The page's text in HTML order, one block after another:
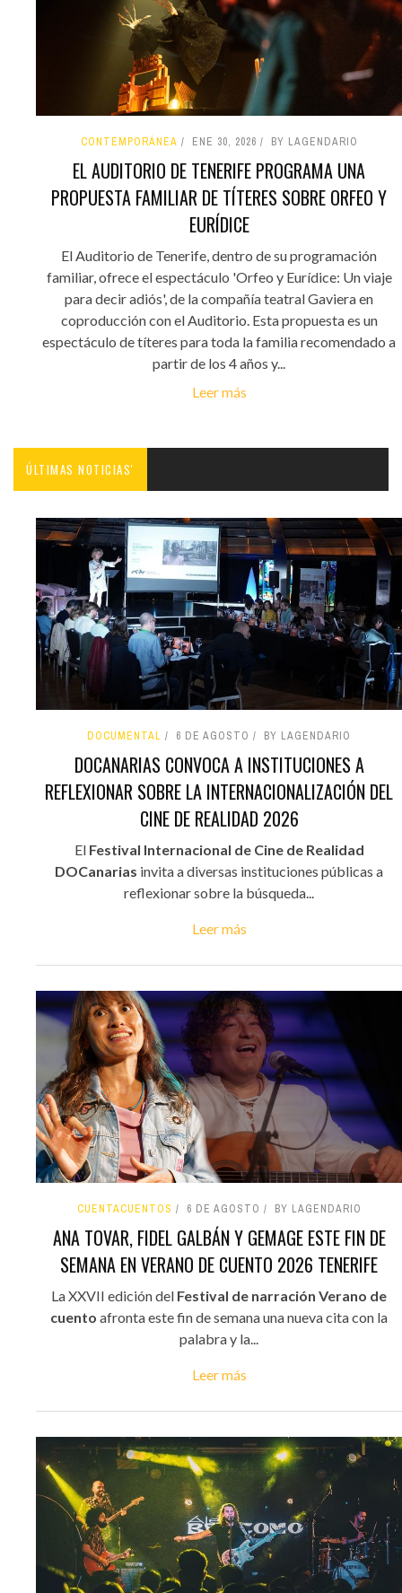
CONTEMPORÁNEA ENE 30, 2026 BY LAGENDARIO
EL AUDITORIO DE TENERIFE PROGRAMA UNA
PROPUESTA FAMILIAR DE TÍTERES SOBRE ORFEO Y
EURÍDICE
El Auditorio de Tenerife, dentro de su programación
familiar, ofrece el espectáculo 'Orfeo y Eurídice: Un viaje
para decir adiós', de la compañía teatral Gaviera en
coproducción con el Auditorio. Esta propuesta es un
espectáculo de títeres para toda la familia recomendado a
partir de los 4 años y...
Leer más
ÚLTIMAS NOTICIAS'
DOCUMENTAL 6 DE AGOSTO BY LAGENDARIO
DOCANARIAS CONVOCA A INSTITUCIONES A
REFLEXIONAR SOBRE LA INTERNACIONALIZACIÓN DEL
CINE DE REALIDAD 2026
El Festival Internacional de Cine de Realidad
DOCanarias invita a diversas instituciones públicas a
reflexionar sobre la búsqueda...
Leer más
CUENTACUENTOS 6 DE AGOSTO BY LAGENDARIO
ANA TOVAR, FIDEL GALBÁN Y GEMAGE ESTE FIN DE
SEMANA EN VERANO DE CUENTO 2026 TENERIFE
La XXVII edición del Festival de narración Verano de
cuento afronta este fin de semana una nueva cita con la
palabra y la...
Leer más